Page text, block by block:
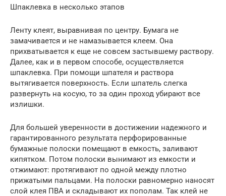
Шпаклевка в несколько этапов
Ленту клеят, выравнивая по центру. Бумага не
замачивается и не намазывается клеем. Она
прихватывается к еще не совсем застывшему раствору.
Далее, как и в первом способе, осуществляется
шпаклевка. При помощи шпателя и раствора
вытягивается поверхность. Если шпатель слегка
развернуть на косую, то за один проход убирают все
излишки.
Для большей уверенности в достижении надежного и
гарантированного результата перфорированные
бумажные полоски помещают в емкость, заливают
кипятком. Потом полоски вынимают из емкости и
отжимают: протягивают по одной между плотно
прижатыми пальцами. На полоски равномерно наносят
слой клея ПВА и складывают их пополам. Так клей не